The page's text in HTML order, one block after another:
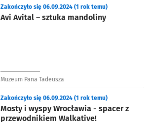
Avi Avital – sztuka mandoliny
Zakończyło się 06.09.2024 (1 rok temu)
Muzeum Pana Tadeusza
Mosty i wyspy Wrocławia - spacer z
przewodnikiem Walkative!
Zakończyło się 06.09.2024 (1 rok temu)